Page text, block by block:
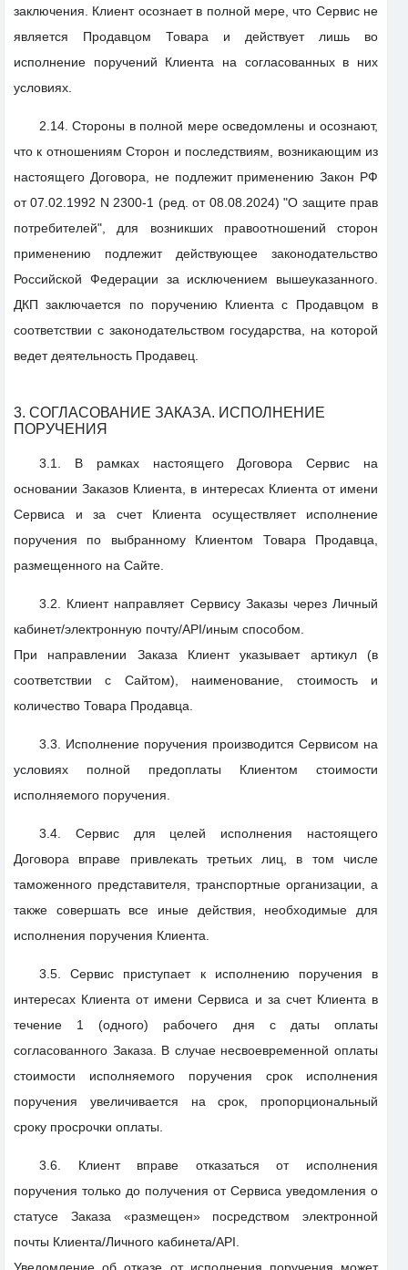
заключения. Клиент осознает в полной мере, что Сервис не
является Продавцом Товара и действует лишь во
исполнение поручений Клиента на согласованных в них
условиях.
2.14. Стороны в полной мере осведомлены и осознают,
что к отношениям Сторон и последствиям, возникающим из
настоящего Договора, не подлежит применению Закон РФ
от 07.02.1992 N 2300-1 (ред. от 08.08.2024) "О защите прав
потребителей", для возникших правоотношений сторон
применению подлежит действующее законодательство
Российской Федерации за исключением вышеуказанного.
ДКП заключается по поручению Клиента с Продавцом в
соответствии с законодательством государства, на которой
ведет деятельность Продавец.
3. СОГЛАСОВАНИЕ ЗАКАЗА. ИСПОЛНЕНИЕ
ПОРУЧЕНИЯ
3.1. В рамках настоящего Договора Сервис на
основании Заказов Клиента, в интересах Клиента от имени
Сервиса и за счет Клиента осуществляет исполнение
поручения по выбранному Клиентом Товара Продавца,
размещенного на Сайте.
3.2. Клиент направляет Сервису Заказы через Личный
кабинет/электронную почту/API/иным способом.
При направлении Заказа Клиент указывает артикул (в
соответствии с Сайтом), наименование, стоимость и
количество Товара Продавца.
3.3. Исполнение поручения производится Сервисом на
условиях полной предоплаты Клиентом стоимости
исполняемого поручения.
3.4. Сервис для целей исполнения настоящего
Договора вправе привлекать третьих лиц, в том числе
таможенного представителя, транспортные организации, а
также совершать все иные действия, необходимые для
исполнения поручения Клиента.
3.5. Сервис приступает к исполнению поручения в
интересах Клиента от имени Сервиса и за счет Клиента в
течение 1 (одного) рабочего дня с даты оплаты
согласованного Заказа. В случае несвоевременной оплаты
стоимости исполняемого поручения срок исполнения
поручения увеличивается на срок, пропорциональный
сроку просрочки оплаты.
3.6. Клиент вправе отказаться от исполнения
поручения только до получения от Сервиса уведомления о
статусе Заказа «размещен» посредством электронной
почты Клиента/Личного кабинета/API.